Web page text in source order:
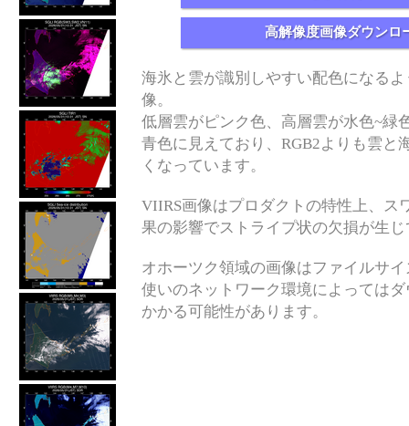
高解像度画像ダウンロ
海氷と雲が識別しやすい配色になる
像。
低層雲がピンク色、高層雲が水色~緑
青色に見えており、RGB2よりも雲と
くなっています。
VIIRS画像はプロダクトの特性上、ス
果の影響でストライプ状の欠損が生
オホーツク領域の画像はファイルサ
使いのネットワーク環境によっては
かかる可能性があります。